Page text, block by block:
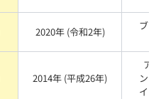
2020年 (令和2年)
ブラ
2014年 (平成26年)
アル
ン・
イトIII